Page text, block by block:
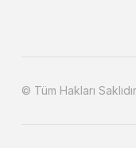
© Tüm Hakları